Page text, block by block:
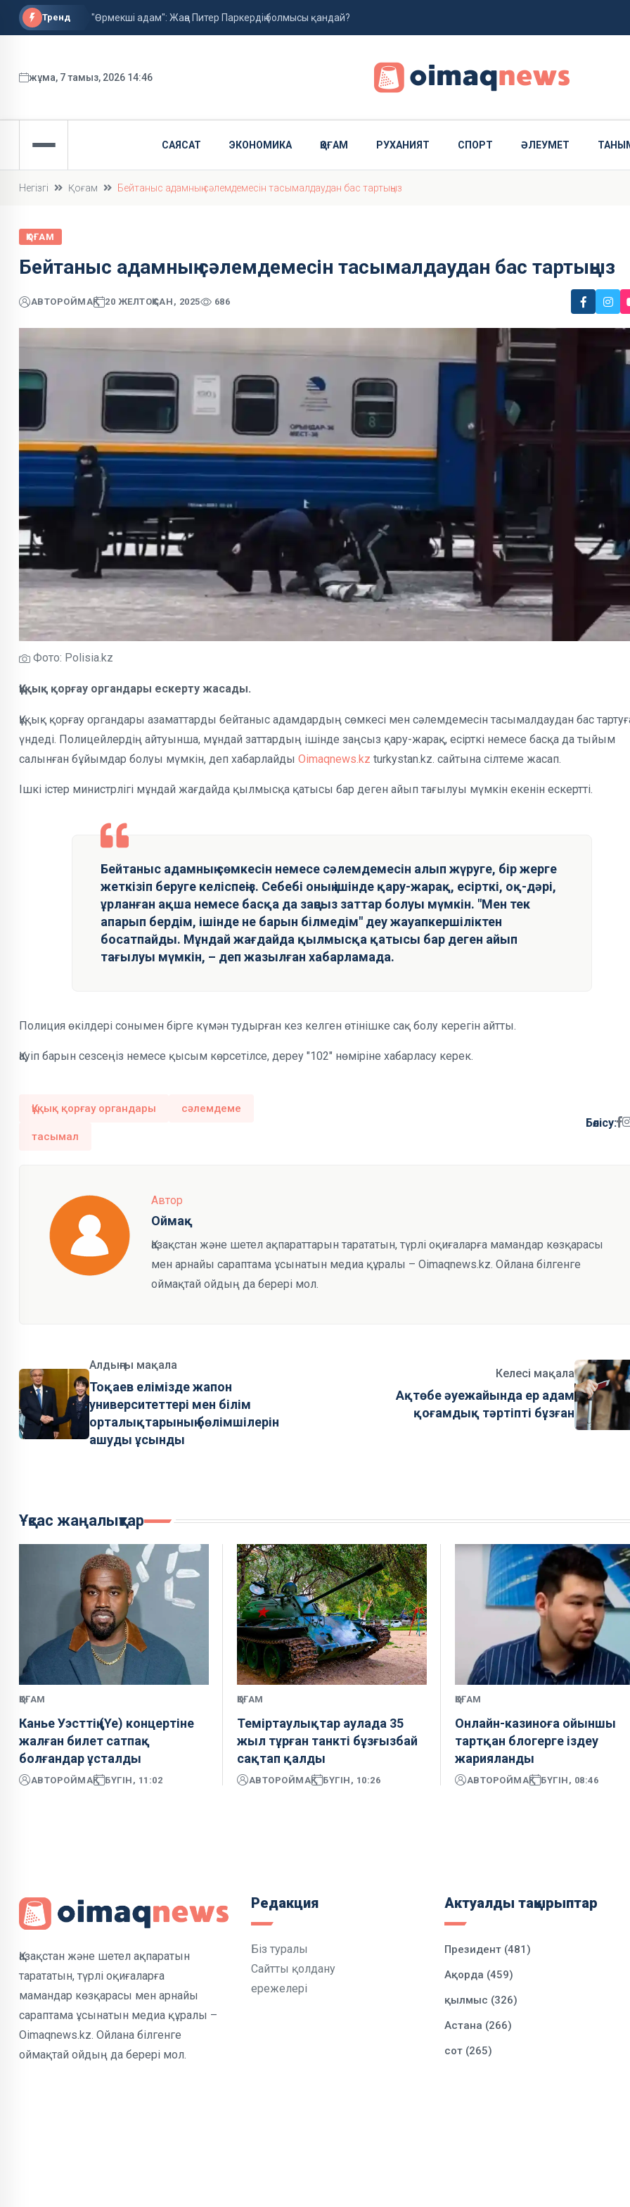
Тренд "Өрмекші адам": Жаңа Питер Паркердің болмысы қандай?
Ұлдана Мырзуанның өліміне қатысты іс сотқа жолданды
жұма, 7 тамыз, 2026 14:46
САЯСАТ ЭКОНОМИКА ҚОҒАМ РУХАНИЯТ СПОРТ ӘЛЕУМЕТ
Негізгі Қоғам Бейтаныс адамның сәлемдемесін тасымалдаудан бас тартыңыз
ҚОҒАМ
Бейтаныс адамның сәлемдемесін тасымалдаудан бас тартыңыз
АВТОРОЙМАҚ 20 ЖЕЛТОҚСАН, 2025 686
Фото: Polisia.kz
Құқық қорғау органдары ескерту жасады.
Құқық қорғау органдары азаматтарды бейтаныс адамдардың сөмкесі мен сәлемдемесін тасымалдаудан бас
үндеді. Полицейлердің айтуынша, мұндай заттардың ішінде заңсыз қару-жарақ, есірткі немесе басқа да тыйым
салынған бұйымдар болуы мүмкін, деп хабарлайды Oimaqnews.kz turkystan.kz. сайтына сілтеме жасап.
Ішкі істер министрлігі мұндай жағдайда қылмысқа қатысы бар деген айып тағылуы мүмкін екенін ескертті.
Бейтаныс адамның сөмкесін немесе сәлемдемесін алып жүруге, бір жерге
жеткізіп беруге келіспеңіз. Себебі оның ішінде қару-жарақ, есірткі, оқ-дәрі,
ұрланған ақша немесе басқа да заңсыз заттар болуы мүмкін. "Мен тек
апарып бердім, ішінде не барын білмедім" деу жауапкершіліктен
босатпайды. Мұндай жағдайда қылмысқа қатысы бар деген айып
тағылуы мүмкін, – деп жазылған хабарламада.
Полиция өкілдері сонымен бірге күмән тудырған кез келген өтінішке сақ болу керегін айтты.
Қауіп барын сезсеңіз немесе қысым көрсетілсе, дереу "102" нөміріне хабарласу керек.
Құқық қорғау органдары сәлемдеме
тасымал
Бөлісу:
Автор
Оймақ
Қазақстан және шетел ақпараттарын тарататын, түрлі оқиғаларға мамандар көзқарасы
мен арнайы сараптама ұсынатын медиа құралы – Oimaqnews.kz. Ойлана білгенге
оймақтай ойдың да берері мол.
Алдыңғы мақала
Тоқаев елімізде жапон
университеттері мен білім
орталықтарының бөлімшілерін
ашуды ұсынды
Келесі мақала
Ақтөбе әуежайында ер адам
қоғамдық тәртіпті бұзған
Ұқсас жаңалықтар
ҚОҒАМ
Канье Уэсттің (Ye) концертіне
жалған билет сатпақ
болғандар ұсталды
АВТОРОЙМАҚ БҮГІН, 11:02
ҚОҒАМ
Теміртаулықтар аулада 35
жыл тұрған танкті бұзғызбай
сақтап қалды
АВТОРОЙМАҚ БҮГІН, 10:26
ҚОҒАМ
Онлайн-казиноға ойыншы
тартқан блогерге іздеу
жарияланды
АВТОРОЙМАҚ БҮГІН, 08:46
Қазақстан және шетел ақпаратын
тарататын, түрлі оқиғаларға
мамандар көзқарасы мен арнайы
сараптама ұсынатын медиа құралы –
Oimaqnews.kz. Ойлана білгенге
оймақтай ойдың да берері мол.
Редакция
Біз туралы
Сайтты қолдану
ережелері
Актуалды тақырыптар
Президент (481)
Ақорда (459)
қылмыс (326)
Астана (266)
сот (265)